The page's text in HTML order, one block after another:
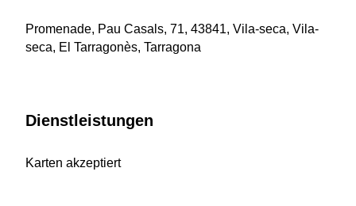
Promenade, Pau Casals, 71, 43841, Vila-seca, Vila-
seca, El Tarragonès, Tarragona
Dienstleistungen
Karten akzeptiert